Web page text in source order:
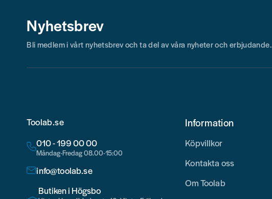
Nyhetsbrev
Bli medlem i vårt nyhetsbrev och ta del av våra nyheter och erbjudande.
Toolab.se
010 - 199 00 00
Måndag-Fredag 08.00-15:00
info@toolab.se
Butiken i Högsbo
Information
Köpvillkor
Kontakta oss
Om Toolab